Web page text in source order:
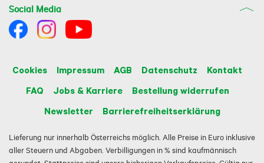
Social Media
Cookies Impressum AGB Datenschutz
Kontakt
FAQ
Jobs & Karriere
Bestellung widerrufen
Newsletter
Barrierefreiheitserklärung
Lieferung nur innerhalb Österreichs möglich. Alle Preise in Euro inklusive
aller Steuern und Abgaben. Verbilligungen in % sind kaufmännisch